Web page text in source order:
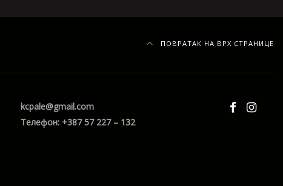
ПОВРАТАК НА ВРХ СТРАНИЦЕ
kcpale@gmail.com
Телефон: +387 57 227 – 132